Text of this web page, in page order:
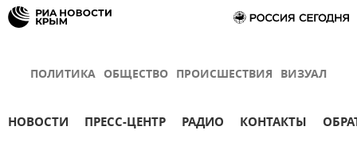
ПОЛИТИКА ОБЩЕСТВО ПРОИСШЕСТВИЯ ВИЗУАЛ
НОВОСТИ ПРЕСС-ЦЕНТР РАДИО КОНТАКТЫ